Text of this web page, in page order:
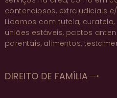
contenciosos, extrajudiciais
Lidamos com tutela, curatela,
uniões estáveis, pactos
parentais, alimentos,
DIREITO DE FAMÍLIA